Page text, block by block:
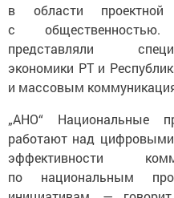
в области
с общественностью.
представляли
экономики РТ и
и массовым
„АНО“ Национальные
работают над
эффективности
по национальным